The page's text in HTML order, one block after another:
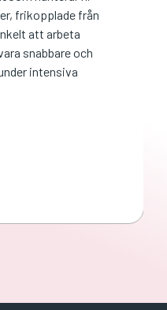
frikopplade från
att arbeta
snabbare och
intensiva